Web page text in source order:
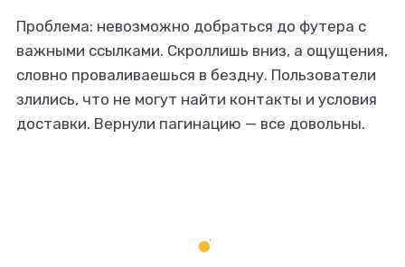
Проблема: невозможно добраться до футера с
важными ссылками. Скроллишь вниз, а ощущения,
словно проваливаешься в бездну. Пользователи
злились, что не могут найти контакты и условия
доставки. Вернули пагинацию — все довольны.